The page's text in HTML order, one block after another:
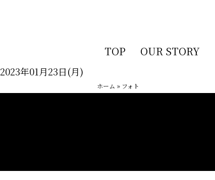
TOP OUR STORY
2023年01月23日(月)
ホーム » フォト